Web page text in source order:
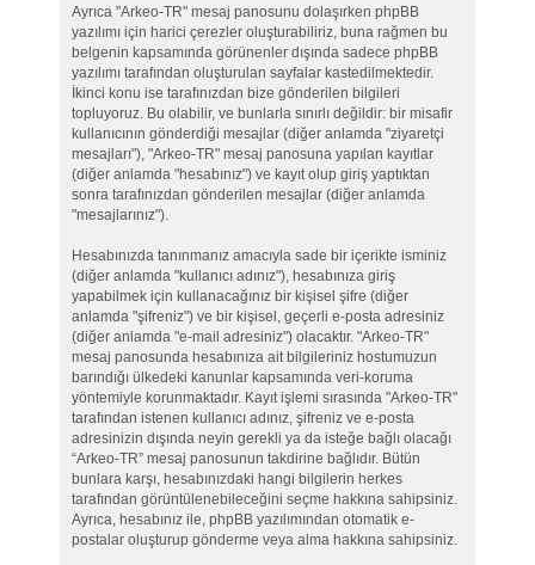
Ayrıca "Arkeo-TR" mesaj panosunu dolaşırken phpBB
yazılımı için harici çerezler oluşturabiliriz, buna rağmen bu
belgenin kapsamında görünenler dışında sadece phpBB
yazılımı tarafından oluşturulan sayfalar kastedilmektedir.
İkinci konu ise tarafınızdan bize gönderilen bilgileri
topluyoruz. Bu olabilir, ve bunlarla sınırlı değildir: bir misafir
kullanıcının gönderdiği mesajlar (diğer anlamda "ziyaretçi
mesajları"), "Arkeo-TR" mesaj panosuna yapılan kayıtlar
(diğer anlamda "hesabınız") ve kayıt olup giriş yaptıktan
sonra tarafınızdan gönderilen mesajlar (diğer anlamda
"mesajlarınız").
Hesabınızda tanınmanız amacıyla sade bir içerikte isminiz
(diğer anlamda "kullanıcı adınız"), hesabınıza giriş
yapabilmek için kullanacağınız bir kişisel şifre (diğer
anlamda "şifreniz") ve bir kişisel, geçerli e-posta adresiniz
(diğer anlamda "e-mail adresiniz") olacaktır. "Arkeo-TR"
mesaj panosunda hesabınıza ait bilgileriniz hostumuzun
barındığı ülkedeki kanunlar kapsamında veri-koruma
yöntemiyle korunmaktadır. Kayıt işlemi sırasında "Arkeo-TR"
tarafından istenen kullanıcı adınız, şifreniz ve e-posta
adresinizin dışında neyin gerekli ya da isteğe bağlı olacağı
“Arkeo-TR” mesaj panosunun takdirine bağlıdır. Bütün
bunlara karşı, hesabınızdaki hangi bilgilerin herkes
tarafından görüntülenebileceğini seçme hakkına sahipsiniz.
Ayrıca, hesabınız ile, phpBB yazılımından otomatik e-
postalar oluşturup gönderme veya alma hakkına sahipsiniz.